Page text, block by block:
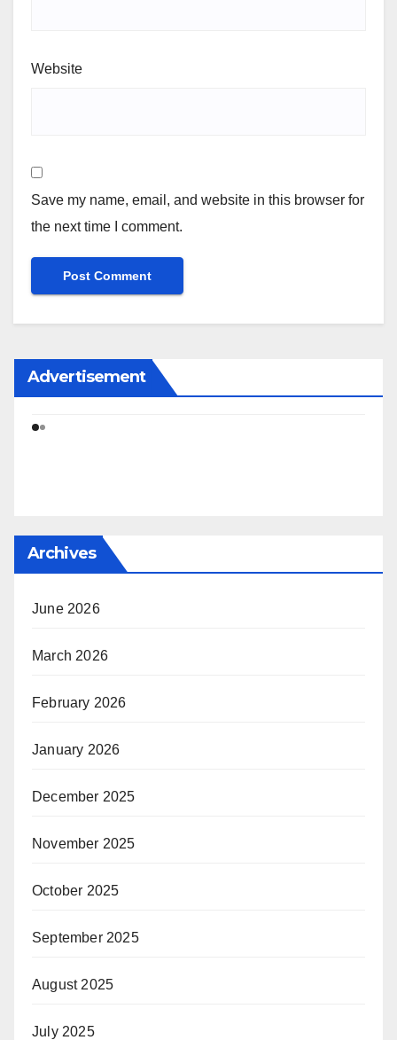
Website
Save my name, email, and website in this browser for
the next time I comment.
Advertisement
Archives
June 2026
March 2026
February 2026
January 2026
December 2025
November 2025
October 2025
September 2025
August 2025
July 2025